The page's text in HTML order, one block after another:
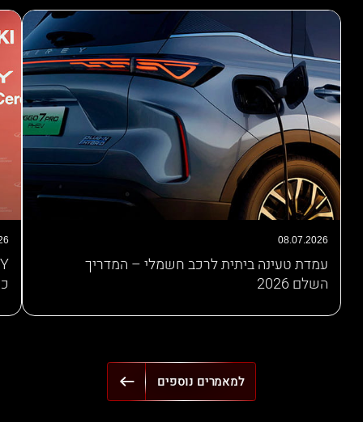
08.07.2026
עמדת טעינה ביתית לרכב חשמלי – המדריך
השלם 2026
למאמרים נוספים